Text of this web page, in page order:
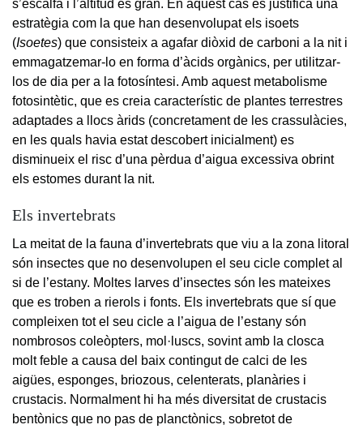
s’escalfa i l’altitud és gran. En aquest cas es justifica una
estratègia com la que han desenvolupat els isoets
(Isoetes) que consisteix a agafar diòxid de carboni a la nit i
emmagatzemar-lo en forma d’àcids orgànics, per utilitzar-
los de dia per a la fotosíntesi. Amb aquest metabolisme
fotosintètic, que es creia característic de plantes terrestres
adaptades a llocs àrids (concretament de les crassulàcies,
en les quals havia estat descobert inicialment) es
disminueix el risc d’una pèrdua d’aigua excessiva obrint
els estomes durant la nit.
Els invertebrats
La meitat de la fauna d’invertebrats que viu a la zona litoral
són insectes que no desenvolupen el seu cicle complet al
si de l’estany. Moltes larves d’insectes són les mateixes
que es troben a rierols i fonts. Els invertebrats que sí que
compleixen tot el seu cicle a l’aigua de l’estany són
nombrosos coleòpters, mol·luscs, sovint amb la closca
molt feble a causa del baix contingut de calci de les
aigües, esponges, briozous, celenterats, planàries i
crustacis. Normalment hi ha més diversitat de crustacis
bentònics que no pas de planctònics, sobretot de